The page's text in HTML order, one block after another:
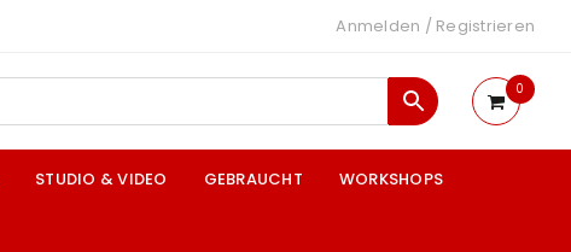
Anmelden / Registrieren
0
STUDIO & VIDEO GEBRAUCHT WORKSHOPS